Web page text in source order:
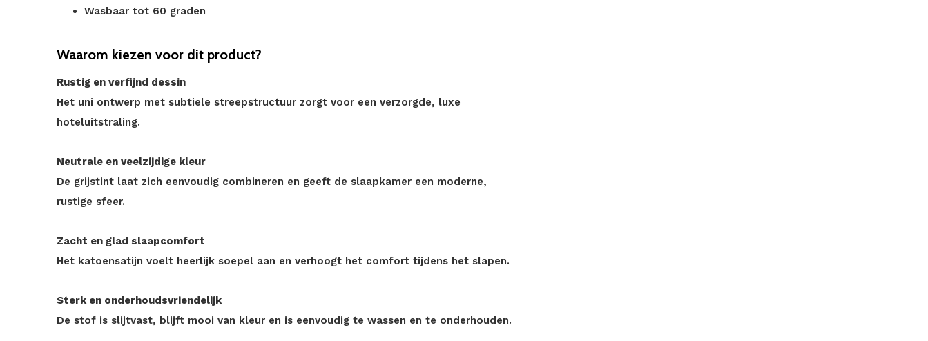
Wasbaar tot 60 graden
Waarom kiezen voor dit product?
Rustig en verfijnd dessin
Het uni ontwerp met subtiele streepstructuur zorgt voor een verzorgde, luxe
hoteluitstraling.
Neutrale en veelzijdige kleur
De grijstint laat zich eenvoudig combineren en geeft de slaapkamer een moderne,
rustige sfeer.
Zacht en glad slaapcomfort
Het katoensatijn voelt heerlijk soepel aan en verhoogt het comfort tijdens het slapen.
Sterk en onderhoudsvriendelijk
De stof is slijtvast, blijft mooi van kleur en is eenvoudig te wassen en te onderhouden.